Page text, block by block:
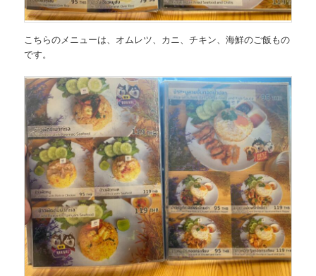
こちらのメニューは、オムレツ、カニ、チキン、海鮮のご飯もの
です。